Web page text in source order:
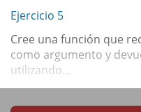
Ejercicio 5
Cree una función que
como argumento y
utilizando...